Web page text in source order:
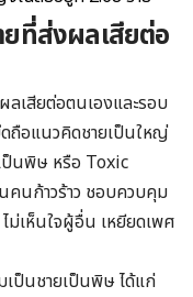
ยที่ส่งผลเสียต่อ
ลเสียต่อตนเองและรอบ
ถือแนวคิดชายเป็นใหญ่
ป็นพิษ หรือ Toxic
นก้าวร้าว ชอบควบคุม
เห็นใจผู้อื่น เหยียดเพศ
เป็นชายเป็นพิษ ได้แก่